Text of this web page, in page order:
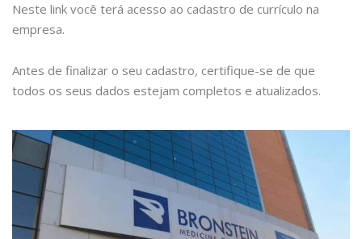
Neste link você terá acesso ao cadastro de currículo na
empresa.
Antes de finalizar o seu cadastro, certifique-se de que
todos os seus dados estejam completos e atualizados.